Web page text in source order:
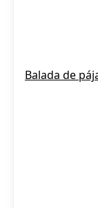
Balada de